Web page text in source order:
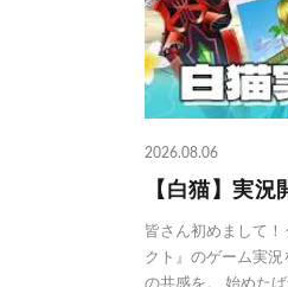
2026.08.06
【白猫】実況
皆さん初めまして
クト』のゲーム実